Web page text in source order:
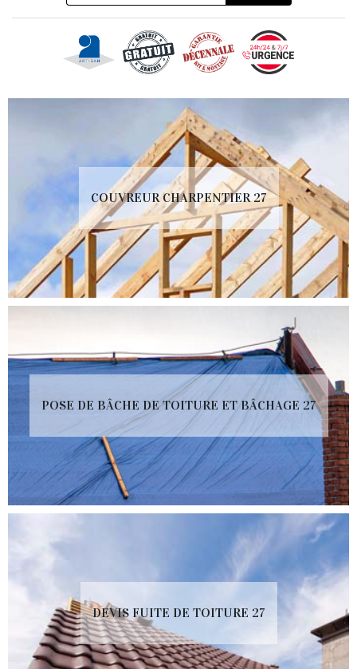
COUVREUR CHARPENTIER 27
POSE DE BÂCHE DE TOITURE ET BÂCHAGE 27
DEVIS FUITE DE TOITURE 27